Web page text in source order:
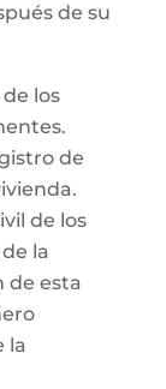
de su
los
de
de los
la
de esta
la